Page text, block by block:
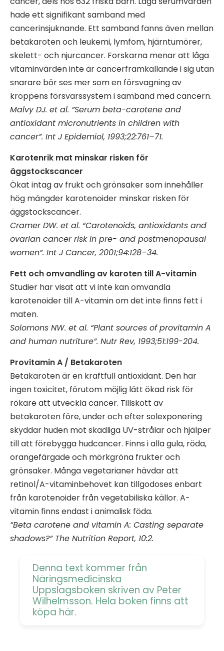
hade ett signifikant samband med
cancerinsjuknande. Ett samband fanns även mellan
betakaroten och leukemi, lymfom, hjärntumörer,
skelett- och njurcancer. Forskarna menar att låga
vitaminvärden inte är cancerframkallande i sig utan
snarare bör ses mer som en försvagning av
kroppens försvarssystem i samband med cancern.
Malvy DJ. et al. ”Serum beta-carotene and
antioxidant micronutrients in children with
cancer”. Int J Epidemiol, 1993;22:761–71.
Karotenrik mat minskar risken för
äggstockscancer
Ökat intag av frukt och grönsaker som innehåller
hög mängder karotenoider minskar risken för
äggstockscancer.
Cramer DW. et al. “Carotenoids, antioxidants and
ovarian cancer risk in pre- and postmenopausal
women”. Int J Cancer, 2001;94:128–34.
Fett och omvandling av karoten till A-vitamin
Studier har visat att vi inte kan omvandla
karotenoider till A-vitamin om det inte finns fett i
maten.
Solomons NW. et al. “Plant sources of provitamin A
and human nutriture”. Nutr Rev, 1993;51:199-204.
Provitamin A / Betakaroten
Betakaroten är en kraftfull antioxidant. Den har
ingen toxicitet, förutom möjlig lätt ökad risk för
rökare att utveckla cancer. Tillskott av
betakaroten före, under och efter solexponering
skyddar huden mot skadliga UV-strålar och hjälper
till att förebygga hudcancer. Finns i alla gula, röda,
orangefärgade och mörkgröna frukter och
grönsaker. Många vegetarianer hävdar att
retinol/A-vitaminbehovet kan tillgodoses enbart
från karotenoider från vegetabiliska källor. A-
vitamin finns endast i animalisk föda.
“Beta carotene and vitamin A: Casting separate
shadows?” The Nutrition Report, 10:2.
Denna text kommer från
Näringsmedicinska
Uppslagsboken skriven av Peter
Wilhelmsson. Hela boken finns att
köpa här.